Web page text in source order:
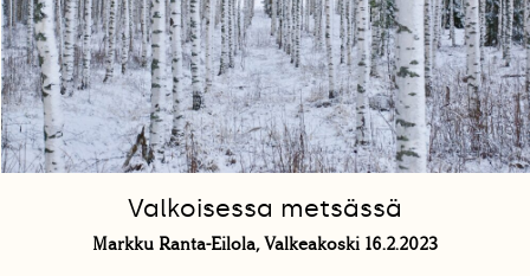
Valkoisessa metsässä
Markku Ranta-Eilola, Valkeakoski 16.2.2023